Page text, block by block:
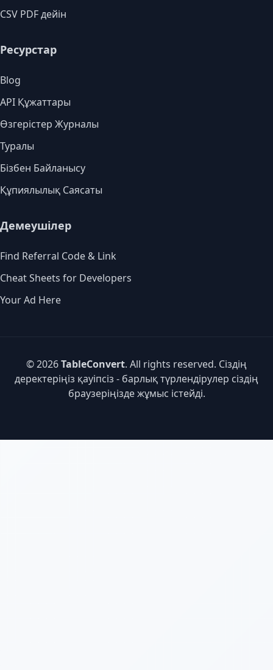
CSV PDF дейін
Ресурстар
Blog
API Құжаттары
Өзгерістер Журналы
Туралы
Бізбен Байланысу
Құпиялылық Саясаты
Демеушілер
Find Referral Code & Link
Cheat Sheets for Developers
Your Ad Here
© 2026TableConvert. All rights reserved. Сіздің
деректеріңіз қауіпсіз - барлық түрлендірулер сіздің
браузеріңізде жұмыс істейді.